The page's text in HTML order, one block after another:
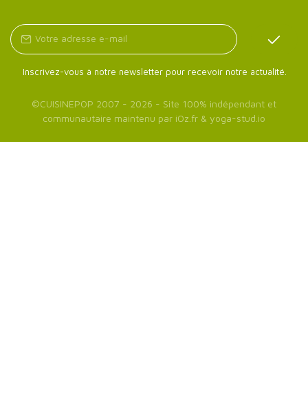
Inscrivez-vous à notre newsletter pour recevoir notre actualité.
©CUISINEPOP 2007 - 2026 - Site 100% indépendant et
communautaire maintenu par iOz.fr & yoga-stud.io